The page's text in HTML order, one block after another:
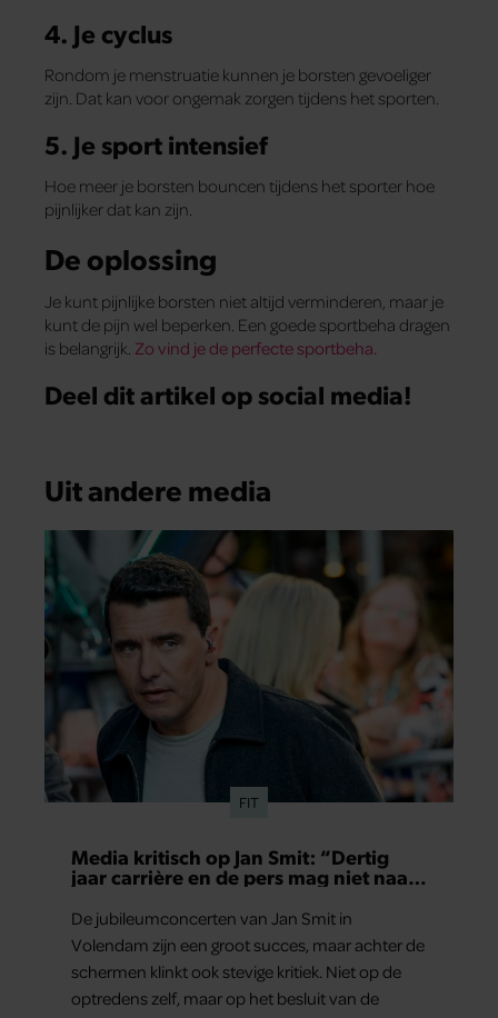
4. Je cyclus
Rondom je menstruatie kunnen je borsten gevoeliger
zijn. Dat kan voor ongemak zorgen tijdens het sporten.
5. Je sport intensief
Hoe meer je borsten bouncen tijdens het sporter hoe
pijnlijker dat kan zijn.
De oplossing
Je kunt pijnlijke borsten niet altijd verminderen, maar je
kunt de pijn wel beperken. Een goede sportbeha dragen
is belangrijk. Zo vind je de perfecte sportbeha.
Deel dit artikel op social media!
Uit andere media
FIT
Media kritisch op Jan Smit: “Dertig
jaar carrière en de pers mag niet naar
De jubileumconcerten van Jan Smit in
Volendam zijn een groot succes, maar achter de
schermen klinkt ook stevige kritiek. Niet op de
optredens zelf, maar op het besluit van de